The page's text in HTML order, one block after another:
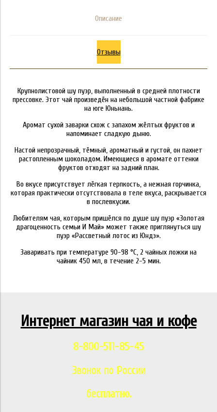
Описание
Отзывы
Крупнолистовой шу пуэр, выполненный в средней плотности
прессовке. Этот чай произведён на небольшой частной фабрике
на юге Юньнань.
Аромат сухой заварки схож с запахом жёлтых фруктов и
напоминает сладкую дыню.
Настой непрозрачный, тёмный, ароматный и густой, он пахнет
растопленным шоколадом. Имеющиеся в аромате оттенки
фруктов отходят на задний план.
Во вкусе присутствует лёгкая терпкость, а нежная горчинка,
которая практически отсутствовала в теле вкуса, раскрывается
в послевкусии.
Любителям чая, которым пришёлся по душе шу пуэр «Золотая
драгоценность семьи И Май» может также приглянуться шу
пуэр «Рассветный лотос из Юндэ».
Заваривать при температуре 90-98 °C, 2 чайных ложки на
чайник 450 мл, в течение 2-5 мин.
Интернет магазин чая и кофе
8-800-511-85-45
Звонок по России
бесплатно.